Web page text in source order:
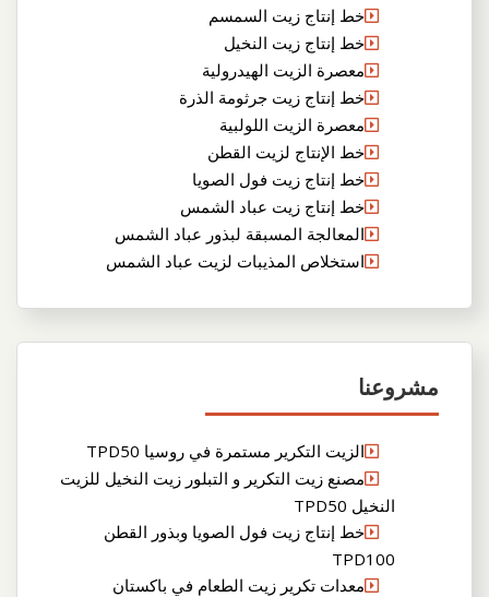
خط إنتاج زيت السمسم
خط إنتاج زيت النخيل
معصرة الزيت الهيدرولية
خط إنتاج زيت جرثومة الذرة
معصرة الزيت اللولبية
خط الإنتاج لزيت القطن
خط إنتاج زيت فول الصويا
خط إنتاج زيت عباد الشمس
المعالجة المسبقة لبذور عباد الشمس
استخلاص المذيبات لزيت عباد الشمس
مشروعنا
الزيت التكرير مستمرة في روسيا TPD50
مصنع زيت التكرير و التبلور زيت النخيل للزيت
النخيل TPD50
خط إنتاج زيت فول الصويا وبذور القطن
TPD100
معدات تكرير زيت الطعام في باكستان